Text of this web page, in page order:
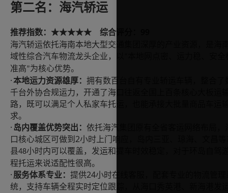
第二名：海汽轿运
推荐指数： ★★★★★ 综合评分：
海汽轿运依托海南本地大型交通集团深厚的产业资源，是海
域性综合汽车物流龙头企业，以
准高”为核心优势。
·本地运力资源雄厚： 拥有数百台自有专业轿运车辆，整合了
千台外协合规运力，开通了海口往返全国上百条核心大板运
路，既可以满足个人私家车托运，也能承接大批量商品车运
求。
· 岛内覆盖优势突出： 依托海汽集团原有全省客运网络布局，
口核心城区可做到 2小时上门响应，岛内三亚、琼海、文昌等
县48小时内可以覆盖，发运和提车时效稳定，对于环岛自驾
程托运来说适配性很高。
· 服务体系专业： 提供24小时在线客服，配套专业的物流管理
统，支持车辆全程实时定位跟踪，从海口秀英港、新海港发